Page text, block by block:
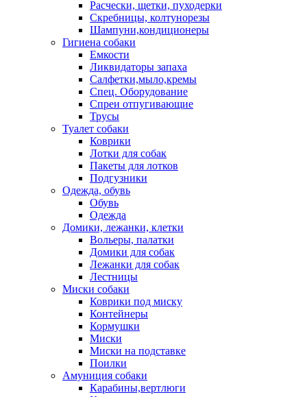
Расчески, щетки, пуходерки
Скребницы, колтунорезы
Шампуни,кондиционеры
Гигиена собаки
Емкости
Ликвидаторы запаха
Салфетки,мыло,кремы
Спец. Оборудование
Спреи отпугивающие
Трусы
Туалет собаки
Коврики
Лотки для собак
Пакеты для лотков
Подгузники
Одежда, обувь
Обувь
Одежда
Домики, лежанки, клетки
Вольеры, палатки
Домики для собак
Лежанки для собак
Лестницы
Миски собаки
Коврики под миску
Контейнеры
Кормушки
Миски
Миски на подставке
Поилки
Амуниция собаки
Карабины,вертлюги